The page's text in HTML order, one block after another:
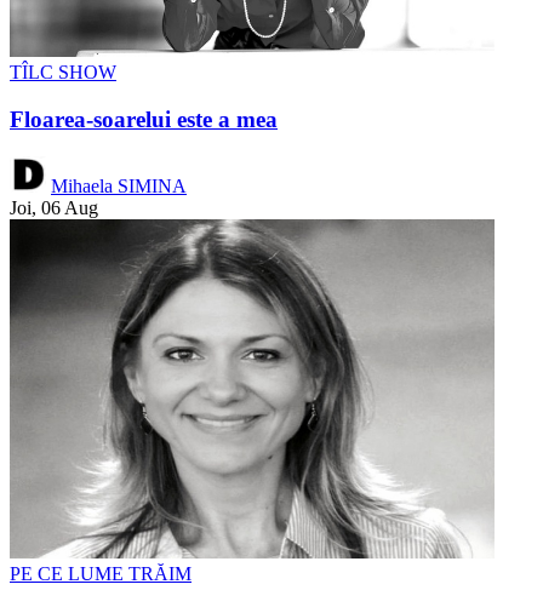
TÎLC SHOW
Floarea-soarelui este a mea
Mihaela SIMINA
Joi, 06 Aug
PE CE LUME TRĂIM